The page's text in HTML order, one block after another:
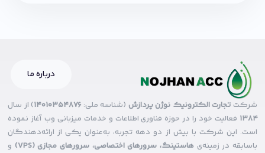
درباره ما
شرکت تجارت الکترونیک نوژن پردازش (شناسه ملی: 14010354876) از سال
۱۳۸۴ فعالیت خود را در حوزه فناوری اطلاعات و خدمات میزبانی وب آغاز نموده
است. این شرکت با بیش از دو دهه تجربه، به‌عنوان یکی از ارائه‌دهندگان
باسابقه در زمینه‌ی هاستینگ، سرورهای اختصاصی، سرورهای مجازی (VPS)
و